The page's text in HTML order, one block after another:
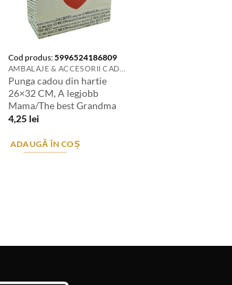
Cod produs:5996524186809
Punga cadou din hartie
26×32 CM, A legjobb
Mama/The best Grandma
4,25 lei
ADAUGĂ ÎN COȘ